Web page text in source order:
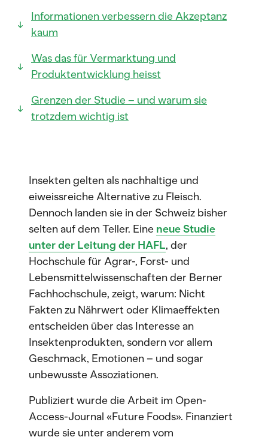
Informationen verbessern die Akzeptanz
kaum
Was das für Vermarktung und
Produktentwicklung heisst
Grenzen der Studie – und warum sie
trotzdem wichtig ist
Insekten gelten als nachhaltige und
eiweissreiche Alternative zu Fleisch.
Dennoch landen sie in der Schweiz bisher
selten auf dem Teller. Eine neue Studie
unter der Leitung der HAFL, der
Hochschule für Agrar-, Forst- und
Lebensmittelwissenschaften der Berner
Fachhochschule, zeigt, warum: Nicht
Fakten zu Nährwert oder Klimaeffekten
entscheiden über das Interesse an
Insektenprodukten, sondern vor allem
Geschmack, Emotionen – und sogar
unbewusste Assoziationen.
Publiziert wurde die Arbeit im Open-
Access-Journal «Future Foods». Finanziert
wurde sie unter anderem vom